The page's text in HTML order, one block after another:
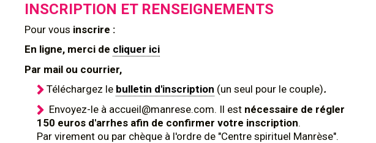
INSCRIPTION ET RENSEIGNEMENTS
Pour vous inscrire :
En ligne, merci de cliquer ici
Par mail ou courrier,
Téléchargez le bulletin d'inscription (un seul pour le couple).
Envoyez-le à accueil@manrese.com. Il est nécessaire de régler
150 euros d'arrhes afin de confirmer votre inscription.
Par virement ou par chèque à l'ordre de "Centre spirituel Manrèse".